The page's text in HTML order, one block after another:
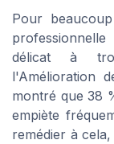
Pour
délicat à
l'Amélioration
montré que 38
empiète
remédier à